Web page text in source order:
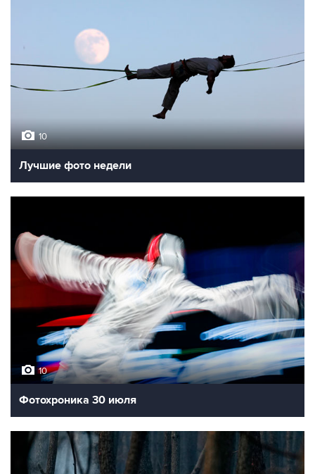
10
Лучшие фото недели
10
Фотохроника 30 июля